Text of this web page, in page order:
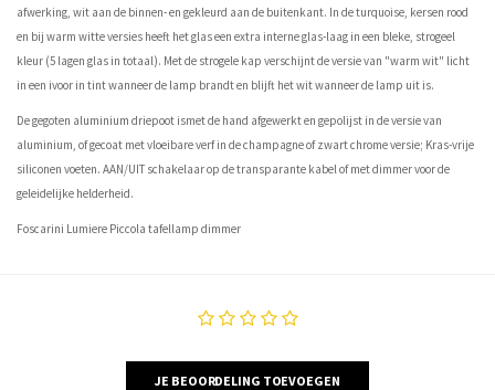
afwerking, wit aan de binnen- en gekleurd aan de buitenkant. In de turquoise, kersen rood
en bij warm witte versies heeft het glas een extra interne glas-laag in een bleke, strogeel
kleur (5 lagen glas in totaal). Met de strogele kap verschijnt de versie van "warm wit" licht
in een ivoor in tint wanneer de lamp brandt en blijft het wit wanneer de lamp uit is.
De gegoten aluminium driepoot ismet de hand afgewerkt en gepolijst in de versie van
aluminium, of gecoat met vloeibare verf in de champagne of zwart chrome versie; Kras-vrije
siliconen voeten. AAN/UIT schakelaar op de transparante kabel of met dimmer voor de
geleidelijke helderheid.
Foscarini Lumiere Piccola tafellamp dimmer
JE BEOORDELING TOEVOEGEN